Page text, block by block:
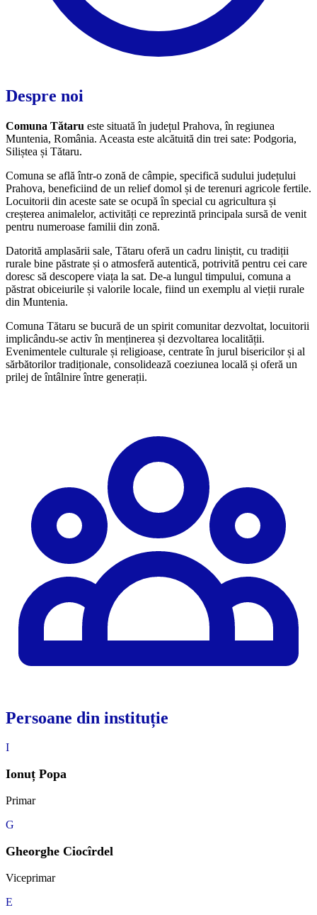
Despre noi
Comuna Tătaru este situată în județul Prahova, în regiunea
Muntenia, România. Aceasta este alcătuită din trei sate: Podgoria,
Siliștea și Tătaru.
Comuna se află într-o zonă de câmpie, specifică sudului județului
Prahova, beneficiind de un relief domol și de terenuri agricole fertile.
Locuitorii din aceste sate se ocupă în special cu agricultura și
creșterea animalelor, activități ce reprezintă principala sursă de venit
pentru numeroase familii din zonă.
Datorită amplasării sale, Tătaru oferă un cadru liniștit, cu tradiții
rurale bine păstrate și o atmosferă autentică, potrivită pentru cei care
doresc să descopere viața la sat. De-a lungul timpului, comuna a
păstrat obiceiurile și valorile locale, fiind un exemplu al vieții rurale
din Muntenia.
Comuna Tătaru se bucură de un spirit comunitar dezvoltat, locuitorii
implicându-se activ în menținerea și dezvoltarea localității.
Evenimentele culturale și religioase, centrate în jurul bisericilor și al
sărbătorilor tradiționale, consolidează coeziunea locală și oferă un
prilej de întâlnire între generații.
Persoane din instituție
I
Ionuț Popa
Primar
G
Gheorghe Ciocîrdel
Viceprimar
E